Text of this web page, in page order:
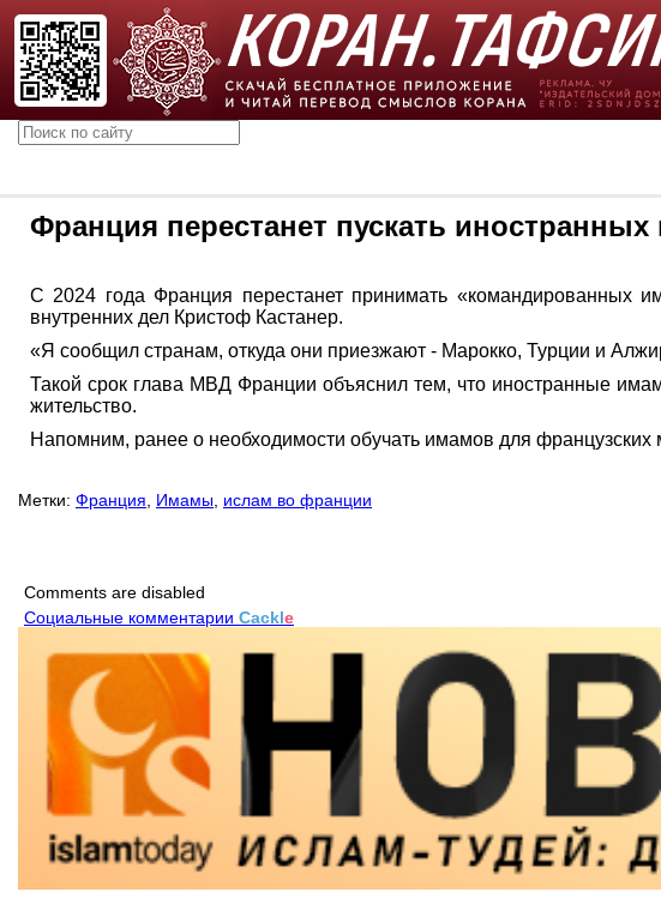
Франция перестанет пускать
С 2024 года Франция перестанет принимать «командированных
внутренних дел Кристоф Кастанер.
«Я сообщил странам, откуда они приезжают - Марокко, Турции и
Такой срок глава МВД Франции объяснил тем, что иностранные
жительство.
Напомним, ранее о необходимости обучать имамов для
Метки: Франция Имамы ислам во франции
Comments are disabled
Социальные комментарии Cackle